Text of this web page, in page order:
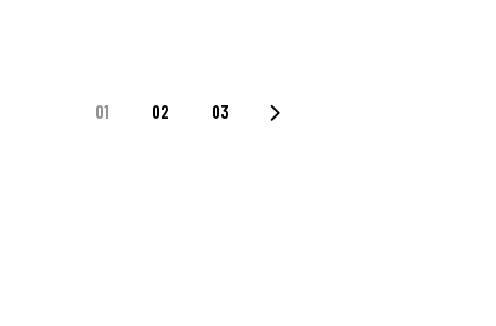
POSTS
01 02 03